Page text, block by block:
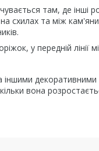
там, де інші
схилах та між
у передній лінії
декоративними
вона